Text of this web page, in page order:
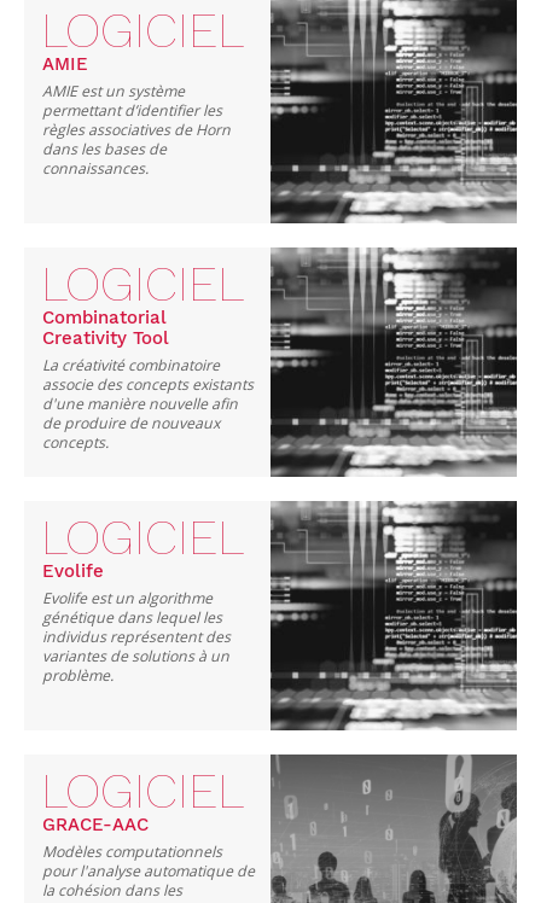
LOGICIEL
AMIE
AMIE est un système
permettant d’identifier les
règles associatives de Horn
dans les bases de
connaissances.
LOGICIEL
Combinatorial
Creativity Tool
La créativité combinatoire
associe des concepts existants
d'une manière nouvelle afin
de produire de nouveaux
concepts.
LOGICIEL
Evolife
Evolife est un algorithme
génétique dans lequel les
individus représentent des
variantes de solutions à un
problème.
LOGICIEL
GRACE-AAC
Modèles computationnels
pour l'analyse automatique de
la cohésion dans les